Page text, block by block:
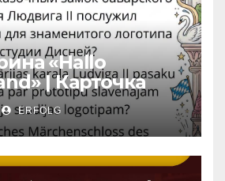
«Hallo
| Карточка
pils / Schloss der
ERFOLG